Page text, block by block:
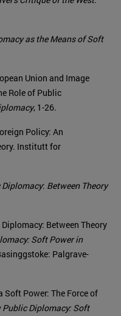
as the Means of Soft
Union and Image
Role of Public
, 1-26.
Policy: An
Institutt for
Diplomacy: Between Theory
Between Theory
Soft Power in
Palgrave-
Soft Power: The Force of
Public Diplomacy: Soft